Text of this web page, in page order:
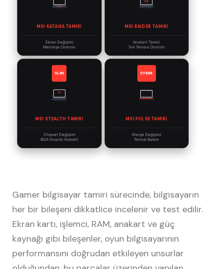
MSI KATANA TAMIRI
Ekran Değişimi
Menteşe Onarımı
MSI RAIDER TAMIRI
Anakart Tamiri
Sıvı Teması Onarımı
SLIM
MSI STEALTH TAMIRI
Chipset Değişimi
BGA Onarım Hizmeti
CYBER
MSI PULSE TAMIRI
Klavye Değişimi
Termal Bakım
Gamer bilgisayar tamiri sürecinde, bilgisayarın
her bir bileşeni dikkatlice incelenir ve test edilir.
Ekran kartı, işlemci, RAM, anakart ve güç
kaynağı gibi bileşenler, oyun bilgisayarının
performansını doğrudan etkileyen unsurlar